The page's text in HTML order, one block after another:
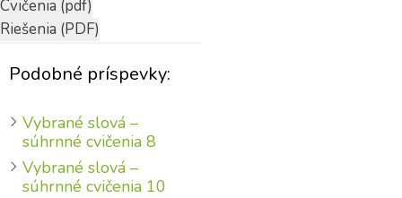
Podobné príspevky:
Vybrané slová –
súhrnné cvičenia 8
Vybrané slová –
súhrnné cvičenia 10